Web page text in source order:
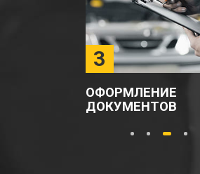
3
ОФОРМЛЕНИЕ
ДОКУМЕНТОВ
1 2 3 4